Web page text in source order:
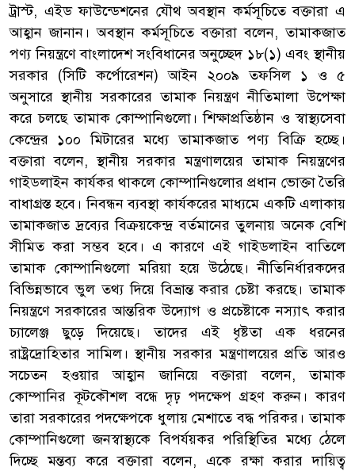
ট্রাস্ট, এইড ফাউন্ডেশনের যৌথ অবস্থান কর্মসূচিতে বক্তারা এ
আহ্বান জানান। অবস্থান কর্মসূচিতে বক্তারা বলেন, তামাকজাত
পণ্য নিয়ন্ত্রণে বাংলাদেশ সংবিধানের অনুচ্ছেদ ১৮(১) এবং স্থানীয়
সরকার (সিটি কর্পোরেশন) আইন ২০০৯ তফসিল ১ ও ৫
অনুসারে স্থানীয় সরকারের তামাক নিয়ন্ত্রণ নীতিমালা উপেক্ষা
করে চলছে তামাক কোম্পানিগুলো। শিক্ষাপ্রতিষ্ঠান ও স্বাস্থ্যসেবা
কেন্দ্রের ১০০ মিটারের মধ্যে তামাকজাত পণ্য বিক্রি হচ্ছে।
বক্তারা বলেন, স্থানীয় সরকার মন্ত্রণালয়ের তামাক নিয়ন্ত্রণের
গাইডলাইন কার্যকর থাকলে কোম্পানিগুলোর প্রধান ভোক্তা তৈরি
বাধাগ্রস্ত হবে। নিবন্ধন ব্যবস্থা কার্যকরের মাধ্যমে একটি এলাকায়
তামাকজাত দ্রব্যের বিক্রয়কেন্দ্র বর্তমানের তুলনায় অনেক বেশি
সীমিত করা সম্ভব হবে। এ কারণে এই গাইডলাইন বাতিলে
তামাক কোম্পানিগুলো মরিয়া হয়ে উঠেছে। নীতিনির্ধারকদের
বিভিন্নভাবে ভুল তথ্য দিয়ে বিভ্রান্ত করার চেষ্টা করছে। তামাক
নিয়ন্ত্রণে সরকারের আন্তরিক উদ্যোগ ও প্রচেষ্টাকে নস্যাৎ করার
চ্যালেঞ্জ ছুড়ে দিয়েছে। তাদের এই ধৃষ্টতা এক ধরনের
রাষ্ট্রদ্রোহিতার সামিল। স্থানীয় সরকার মন্ত্রণালয়ের প্রতি আরও
সচেতন হওয়ার আহ্বান জানিয়ে বক্তারা বলেন, তামাক
কোম্পানির কূটকৌশল বন্ধে দৃঢ় পদক্ষেপ গ্রহণ করুন। কারণ
তারা সরকারের পদক্ষেপকে ধুলায় মেশাতে বদ্ধ পরিকর। তামাক
কোম্পানিগুলো জনস্বাস্থ্যকে বিপর্যয়কর পরিস্থিতির মধ্যে ঠেলে
দিচ্ছে মন্তব্য করে বক্তারা বলেন, একে রক্ষা করার দায়িত্ব